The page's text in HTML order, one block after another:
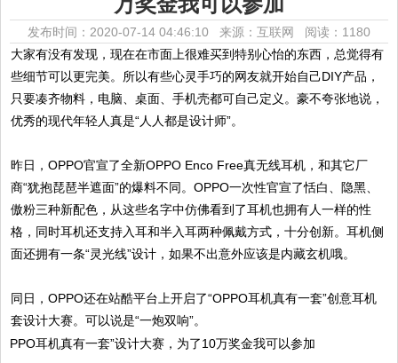
发布时间：2020-07-14 04:46:10 来源：互联网 阅读：1180
大家有没有发现，现在在市面上很难买到特别心怡的东西，总觉得有
些细节可以更完美。所以有些心灵手巧的网友就开始自己DIY产品，
只要凑齐物料，电脑、桌面、手机壳都可自己定义。豪不夸张地说，
优秀的现代年轻人真是“人人都是设计师”。
昨日，OPPO官宣了全新OPPO Enco Free真无线耳机，和其它厂
商“犹抱琵琶半遮面”的爆料不同。OPPO一次性官宣了恬白、隐黑、
傲粉三种新配色，从这些名字中仿佛看到了耳机也拥有人一样的性
格，同时耳机还支持入耳和半入耳两种佩戴方式，十分创新。耳机侧
面还拥有一条“灵光线”设计，如果不出意外应该是内藏玄机哦。
同日，OPPO还在站酷平台上开启了“OPPO耳机真有一套”创意耳机
套设计大赛。可以说是“一炮双响”。